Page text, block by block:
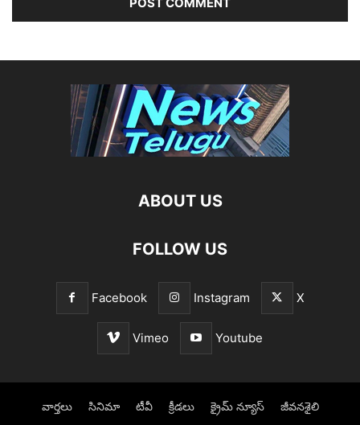
ABOUT US
FOLLOW US
Facebook Instagram X
Vimeo Youtube
వార్తలు సినిమా టీవీ క్రీడలు క్రైమ్ న్యూస్‌ జీవనశైలి